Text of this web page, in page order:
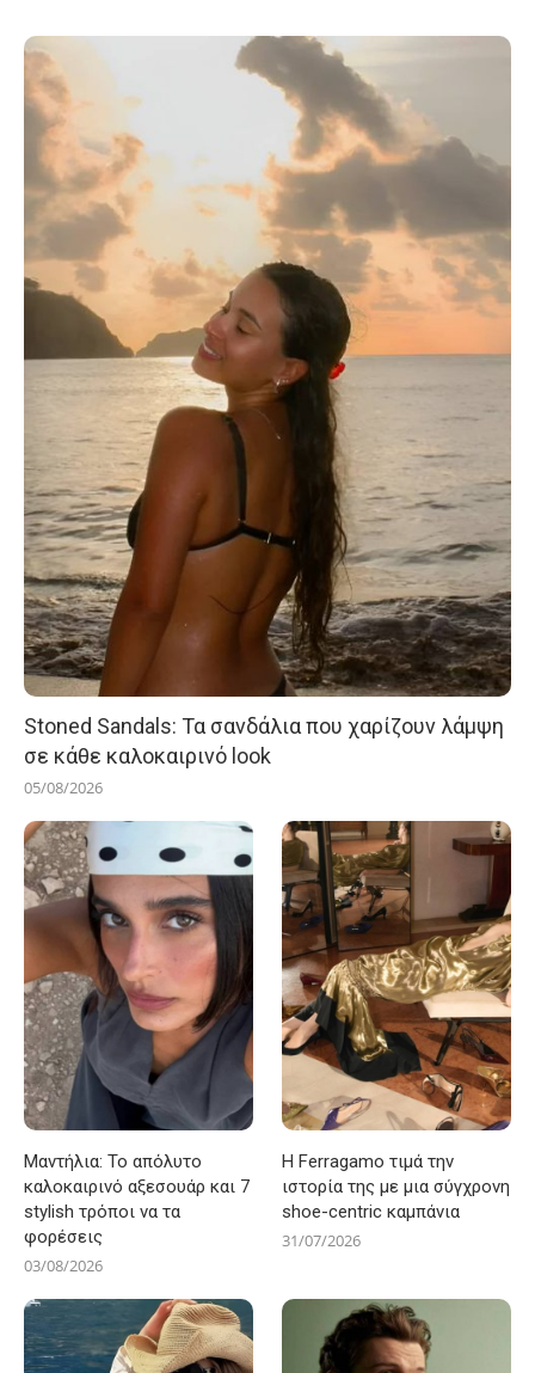
Stoned Sandals: Τα σανδάλια που χαρίζουν λάμψη
σε κάθε καλοκαιρινό look
05/08/2026
Μαντήλια: Το απόλυτο
καλοκαιρινό αξεσουάρ και 7
stylish τρόποι να τα
φορέσεις
03/08/2026
Η Ferragamo τιμά την
ιστορία της με μια σύγχρονη
shoe-centric καμπάνια
31/07/2026